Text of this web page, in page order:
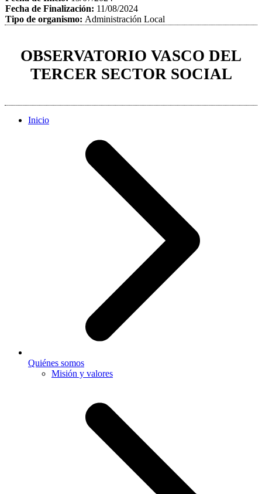
Fecha de Finalización: 11/08/2024
Tipo de organismo: Administración Local
OBSERVATORIO VASCO DEL
TERCER SECTOR SOCIAL
Inicio
Quiénes somos
Misión y valores